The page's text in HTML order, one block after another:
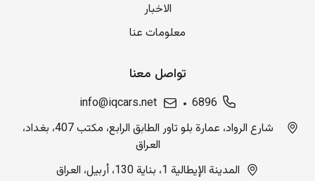
الاخبار
معلومات عنا
تواصل معنا
6896
info@iqcars.net
شارع الرواد، عمارة بلو تاور الطابق الرابع، مكتب 407، بغداد،
العراق
المدينة الإيطالية 1، بناية 130، أربيل، العراق